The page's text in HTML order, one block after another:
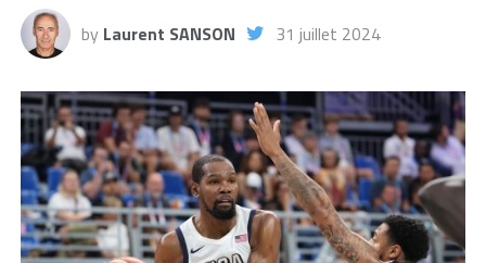
by Laurent SANSON 31 juillet 2024